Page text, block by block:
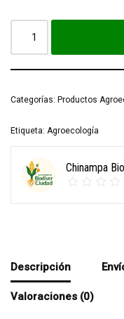
Categorías: Productos
Etiqueta: Agroecología
Chinampa
Descripción
Valoraciones (0)